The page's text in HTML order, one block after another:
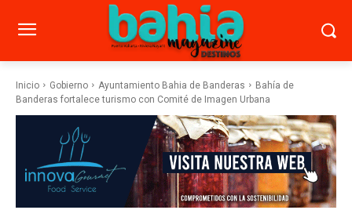
Inicio Gobierno Ayuntamiento Bahia de Banderas
Bahía de
Banderas fortalece turismo con Comité de Imagen Urbana